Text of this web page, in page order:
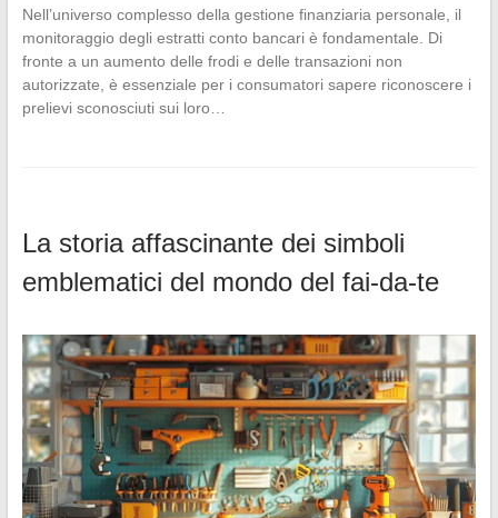
Nell’universo complesso della gestione finanziaria personale, il
monitoraggio degli estratti conto bancari è fondamentale. Di
fronte a un aumento delle frodi e delle transazioni non
autorizzate, è essenziale per i consumatori sapere riconoscere i
prelievi sconosciuti sui loro…
La storia affascinante dei simboli
emblematici del mondo del fai-da-te